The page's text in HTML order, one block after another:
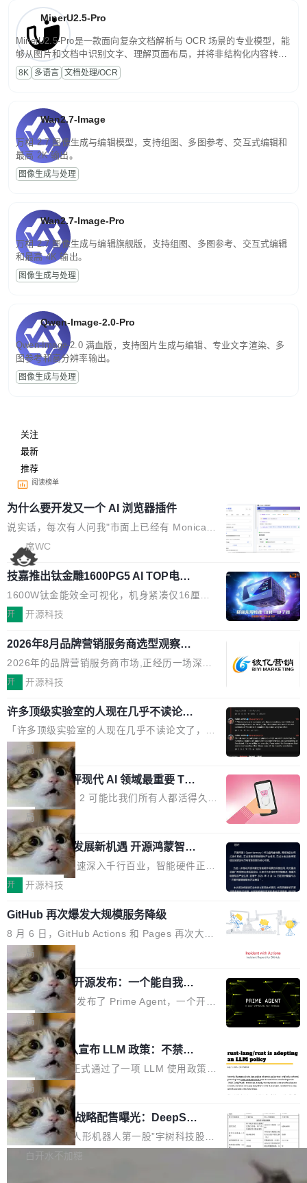
MinerU2.5-Pro
MinerU2.5-Pro是一款面向复杂文档解析与 OCR 场景的专业模型，能
够从图片和文档中识别文字、理解页面布局，并将非结构化内容转换
为便于存储、检索和二次处理的结构化结果。
8K 多语言 文档处理/OCR
Wan2.7-Image
万相 2.7 图像生成与编辑模型，支持组图、多图参考、交互式编辑和
最高 2K 输出。
图像生成与处理
Wan2.7-Image-Pro
万相 2.7 图像生成与编辑旗舰版，支持组图、多图参考、交互式编辑
和最高 4K 输出。
图像生成与处理
Qwen-Image-2.0-Pro
Qwen-Image-2.0 满血版，支持图片生成与编辑、专业文字渲染、多
图参考和高分辨率输出。
图像生成与处理
关注
最新
推荐
阅读榜单
为什么要开发又一个 AI 浏览器插件
说实话，每次有人问我"市面上已经有 Monica、
Sider、Copilot for Chrome 这些 AI 浏览器插件
了，你为什么还要再做一个"，我都觉得这个问题
问得好。 因为我自己也是从用户变成开发者的。
现有产品的天花板 我用过不少 AI 浏览器插件。
刚开始觉得都挺好——选中一段文字，弹出解
要。但用久了你会发现，它们本质上都是同一类
东西：一个带网页上下文的聊天框。 它们能读取
页面的文本，然后把文本丢给大模型，再返回一
段回答。仅此而已。 这当然有用，但总觉得差点
意思。比如我在一个后台管理系统里，需要填50
个表单字段，每个字段还有联动逻辑；比如我
想...
席WC
技嘉推出钛金雕1600PG5 AI TOP电
源：为发烧级主机与本地AI算力打造旗
舰供电方案
1600W钛金能效全可视化，机身紧凑仅16厘米
继2026台北电脑展首度亮相后，技嘉科技近日正
电源专为发烧级DIY主机与本地AI算力平台打
造，整机长度仅16厘米，提供1600W额定功率
与80PLUS钛金能效；支持ATX 3.1与PCIe 5.1
规范，结合服务器级元件、完善供电线材与内置
实时LCD监控屏，可充分满足当下高阶PC主机
的严苛使用需求。 澎湃功率，紧凑机身 钛金雕1
600PG5 AI TOP具备强悍输出功率，同时实现
机身尺寸大幅精简。整机长度仅16厘米，属于同
功率段机身尺寸十分紧凑的1600W电源产品。小
巧机身有效提升市面主流标准A...
开 开源科技
2026年8月品牌营销服务商选型观察：
从流量思维到品牌资产思维的范式转移
2026年的品牌营销服务商市场,正经历一场深刻
的价值重构。全球全案品牌代理机构市场从2025
复合增长率达5.44%,预计2032年将突破120亿美
元。数字广告与公共关系相关服务市场更是从20
25年的8463亿美元扩张至2026年的8763亿美
元。数字的背后是一个清晰的事实——品牌对专
业化营销服务的需求从未如此迫切。 但市场扩容
的同时,服务商的竞争逻辑正在改变。2026年Top
Agency年度合辑的观察指出,“产品”这个离消费
者最近的载体,在整个品牌营销层面的权重显著变
高了。全域营销服务商的竞争正在从规模转向深
度,案例厚度、全域覆盖、多线协同...
开 开源科技
许多顶级实验室的人现在几乎不读论文
了
「许多顶级实验室的人现在几乎不读论文了，而
且他们认为 ICLR/ICML/NeurIPS 充斥着大量过
度宣传和欺诈。」 OpenAI 研究员 Keller Jorda
n 这条推文引发了广泛讨论。他不是在说风凉
话，他是说出了一个圈内人尽皆知但很少公开捅
破的事实。 Jordan 随后补充了一句软化声明：
「我不认为这些会议上大部分论文都在过度宣传
或造假。问题是，作为读者，如果你筛选出那些
看起来最令人兴奋的论文，那它们大部分都是过
度宣传的。」 这才是真正的痛点。不是所有论文
都有问题，是最吸引眼球的那批论文最有问题。
他引用的帖子来自 Mathew Shen，一位 ICLR 2
026 的读者：「看了篇 ...
局
xAI 前工程师评现代 AI 领域最重要 Top
3 开源项目
Flash Attention 2 可能比我们所有人都活得久。
这句话不是来自某个技术博客，而是出自 Hieu
Pham 的一条推文。Hieu Pham 是谁？他是 xAI
的早期工程师之一，在 Grok 训练基础设施团队
工作过。近日他在 X 上发了一条帖子，列出了他
认为现代 AI 领域最重要的三个开源项目。 第一
理由很具体。FA 系列不需要解释，但 FA2 是他
认为最重要的一个——复杂度恰到好处，刚好能
驱动你去学 CuTe，但还没被那些"邪恶的" Hopp
er++ 优化所淹没，足够容易修改和适配。 更关
键的是 FA2 的持久性...
局
共商智能硬件发展新机遇 开源鸿蒙智能
硬件开发者日杭州站即将举行
随着万物智联加速深入千行百业，智能硬件正从
单点设备迈向智能化、网联化、协同化发展。作
鸿蒙通过统一技术底座和分布式能力，为不同类
型智能设备的开发、连接与互联提供关键支撑，
也为产业链企业探索产品创新与商业增长打开新
的空间。 8月14日，开源鸿蒙智能硬件开发者日
（OHDD：OpenHarmony Hardware Develope
r Day）将在杭州启航。活动面向智能硬件产业
链企业和开发者，邀请行业专家与资深技术顾
问，围绕开源鸿蒙技术能力、设备适配、芯片适
配、功耗与稳定性调优、兼容性测评及统一互联
等内容展开系统讲解和实战交流，帮助企业进一
步了解开源鸿蒙在智能...
开 开源科技
GitHub 再次爆发大规模服务降级
8 月 6 日，GitHub Actions 和 Pages 再次大规
模服务降级，Actions 完全不可用超过 5 小时，
webhook 停发，连自托管 runner 也因调度层故
障无法工作。Pages、Copilot code review、C
opilot coding agent 全部受影响。从检测到完全
恢复，大约 12 小时。 这是 2026 年 8 月的第六
起事故，其中四起与 AI/Copilot 服务相关。 Git
Hub 员工 kdaigle 在 HN 讨论中贴出了一组数
据：2025 年全年 10 亿次 commit。现在，每周
2.75 亿次，全年预计 140 亿次。GitHub...
局
Prime Agent 开源发布：一个能自我改
进的编程 Agent，ARC-AGI 3 超越人类
专家基线
Prime Intellect 发布了 Prime Agent，一个开源
的编程 Agent Harness，核心设计围绕两个抽
象：Recursive Language Model（RLM）和 C
ontinual Harness。在 ARC-AGI 3 基准测试
上，Prime Agent + Opus 5 的组合达到了 95.
5% RHAE Best@1，超过了 ARC 报告的人类专
家基线 95.4%。 不是又一个 coding agent 包装
器 Prime Agent 的架构和市面上大多数 coding
agent 有本质区别。大多数 agent harness 的设
计是基于早期模型的能力—...
局
Rust 项目团队宣布 LLM 政策：不禁
止，但你要承认哪些代码不是你写的
Rust 语言项目正式通过了一项 LLM 使用政策，
覆盖 rust-lang/rust 单一仓库的代码贡献。这不
是项目级别的官方立场，目前由五个团队采纳，
但它可能是主流开源项目中关于 AI 辅助贡献最
细致的一份规则。 政策的核心只有一句话：LLM
可以用来分析、提炼、审阅、建议，但不能用来
局
宇树科技 IPO 战略配售曝光：DeepSe
ek 获配 93.3 万股，锁定 36 个月
8月6日晚间，“人形机器人第一股”宇树科技股份
有限公司披露IPO发行价格及战略配售结果，杭
白开水不加糖